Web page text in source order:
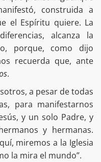
construida a
el Espíritu quiere. La
alcanza la
porque, como dijo
recuerda que, ante
.
a pesar de todas
para manifestarnos
y un solo Padre, y
y hermanas.
miremos a la Iglesia
la mira el mundo”.